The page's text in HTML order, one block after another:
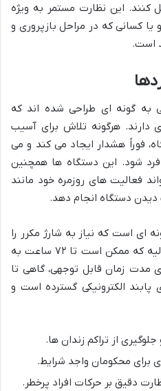
این نظارت مستمر به ویژه
و یا کسانی که در مراحل بازپروری و
است.
به گونه ای طراحی شده اند که
دارند. هرگونه تلاش برای آسیب
فوراً هشدار ایجاد می کند و می
شود. این دستگاه ها همچنین
فعالیت های روزمره خود مانند
دیدن دستگاه انجام دهد.
ای است که نیاز به شارژ مکرر را
کاهش دهد. پس از یک شارژ اولیه که ممکن است تا ۷۲ ساعت به
مدت زمان قابل توجهی، گاهی تا
پابند الکترونیکی گسترده است و
از تراکم زندان ها.
برای محکومان واجد شرایط.
دقیق بر حرکات افراد پرخطر.